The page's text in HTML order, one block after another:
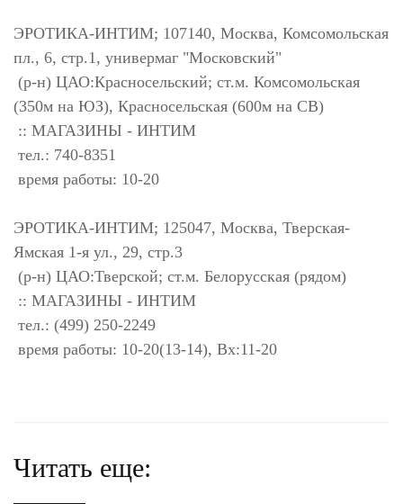
ЭРОТИКА-ИНТИМ; 107140, Москва, Комсомольская
пл., 6, стр.1, универмаг "Московский"
(р-н) ЦАО:Красносельский; ст.м. Комсомольская
(350м на ЮЗ), Красносельская (600м на СВ)
:: МАГАЗИНЫ - ИНТИМ
тел.: 740-8351
время работы: 10-20
ЭРОТИКА-ИНТИМ; 125047, Москва, Тверская-
Ямская 1-я ул., 29, стр.3
(р-н) ЦАО:Тверской; ст.м. Белорусская (рядом)
:: МАГАЗИНЫ - ИНТИМ
тел.: (499) 250-2249
время работы: 10-20(13-14), Вх:11-20
Читать еще: